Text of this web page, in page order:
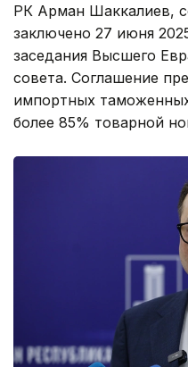
РК Арман Шаккалиев,
заключено 27 июня
заседания Высшего
совета. Соглашение
импортных
более 85% товарной